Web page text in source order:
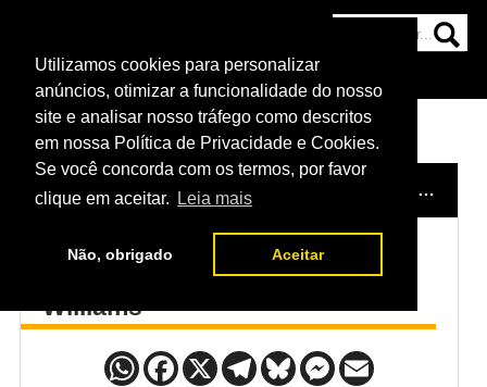
Utilizamos cookies para personalizar
anúncios, otimizar a funcionalidade do nosso
site e analisar nosso tráfego como descritos
em nossa Política de Privacidade e Cookies.
Se você concorda com os termos, por favor
clique em aceitar.
Leia mais
Não, obrigado Aceitar
NOTÍCIAS
HOME EVENTO / UFC FIGHT NIGHT: ALLEN VS. COSTA
Nikolay Veretennikov x Khaos
Williams